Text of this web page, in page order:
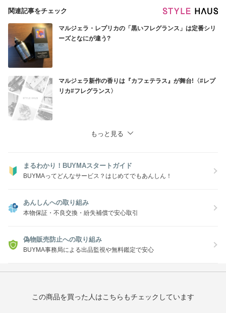
【土日祝日のお問い合わせついて】
できる限り早急に返信させていただいておりますが内容によりましては
翌営業日の午前中の返信になる場合がございますので予めご了承いただ
きますよう何卒宜しくお願い申し上げます。
関連記事をチェック
マルジェラ・レプリカの「黒いフレグランス」は定番シリ
ーズとなにが違う?
マルジェラ新作の香りは『カフェテラス』が舞台!〈#レプ
リカ#フレグランス〉
もっと見る
まるわかり！BUYMAスタートガイド
BUYMAってどんなサービス？はじめてでもあんしん！
あんしんへの取り組み
本物保証・不良交換・紛失補償で安心取引
偽物販売防止への取り組み
BUYMA事務局による出品監視や無料鑑定で安心
この商品を買った人はこちらもチェックしています